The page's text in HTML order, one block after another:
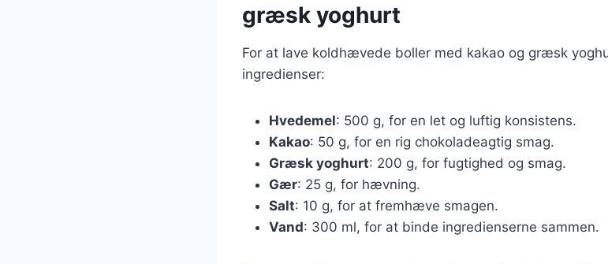
græsk yoghurt
For at lave koldhævede boller med kakao og græsk
ingredienser:
Hvedemel: 500 g, for en let og luftig konsistens.
Kakao: 50 g, for en rig chokoladeagtig smag.
Græsk yoghurt: 200 g, for fugtighed og smag.
Gær: 25 g, for hævning.
Salt: 10 g, for at fremhæve smagen.
Vand: 300 ml, for at binde ingredienserne sammen.